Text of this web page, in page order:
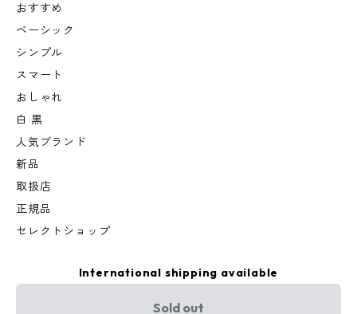
おすすめ
ベーシック
シンプル
スマート
おしゃれ
白 黒
人気ブランド
新品
取扱店
正規品
セレクトショップ
International shipping available
Sold out